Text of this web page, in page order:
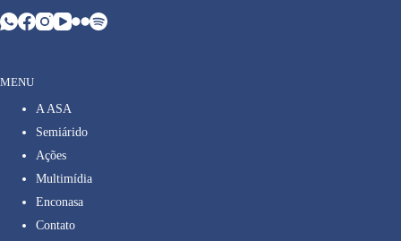
MENU
A ASA
Semiárido
Ações
Multimídia
Enconasa
Contato